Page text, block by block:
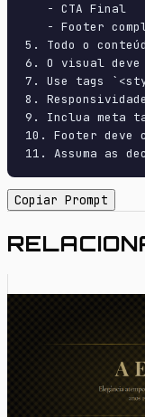
   - CTA Final
- Footer
5. Todo o
6. O visual deve
7. Use tags
8.
9. Inclua meta
10. Footer deve
11. Assuma as
Copiar Prompt